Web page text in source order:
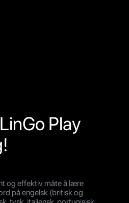
Play
og effektiv måte å lære
på engelsk (britisk og